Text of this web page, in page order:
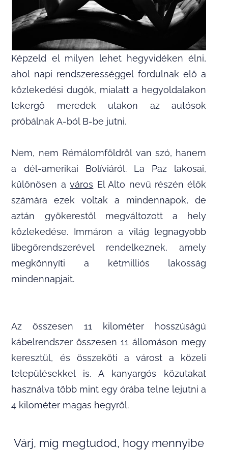
Képzeld el milyen lehet hegyvidéken élni,
ahol napi rendszerességgel fordulnak elő a
közlekedési dugók, mialatt a hegyoldalakon
tekergő meredek utakon az autósok
próbálnak A-ból B-be jutni.
Nem, nem Rémálomföldről van szó, hanem
a dél-amerikai Bolíviáról. La Paz lakosai,
különösen aváros El Alto nevű részén élők
számára ezek voltak a mindennapok, de
aztán gyökerestől megváltozott a hely
közlekedése. Immáron a világ legnagyobb
libegőrendszerével rendelkeznek, amely
megkönnyíti a kétmilliós lakosság
mindennapjait.
Az összesen 11 kilométer hosszúságú
kábelrendszer összesen 11 állomáson megy
keresztül, és összeköti a várost a közeli
településekkel is. A kanyargós közutakat
használva több mint egy órába telne lejutni a
4 kilométer magas hegyről.
Várj, míg megtudod, hogy mennyibe